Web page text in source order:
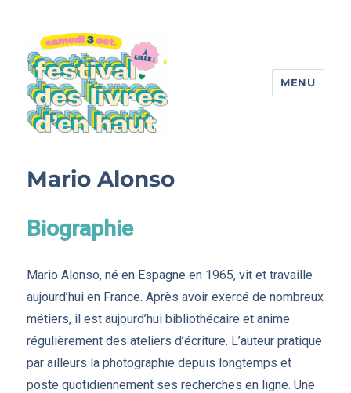
MENU
Mario Alonso
Biographie
Mario Alonso, né en Espagne en 1965, vit et travaille
aujourd’hui en France. Après avoir exercé de nombreux
métiers, il est aujourd’hui bibliothécaire et anime
régulièrement des ateliers d’écriture. L’auteur pratique
par ailleurs la photographie depuis longtemps et
poste quotidiennement ses recherches en ligne. Une